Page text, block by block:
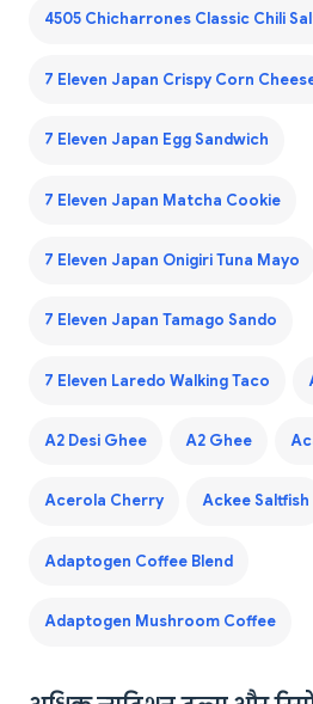
4505 Chicharrones Classic Chili
7 Eleven Japan Crispy Corn
7 Eleven Japan Egg Sandwich
7 Eleven Japan Matcha Cookie
7 Eleven Japan Onigiri Tuna Mayo
7 Eleven Japan Tamago Sando
7 Eleven Laredo Walking Taco
A2 Desi Ghee A2 Ghee
Acerola Cherry Ackee Saltfish
Adaptogen Coffee Blend
Adaptogen Mushroom Coffee